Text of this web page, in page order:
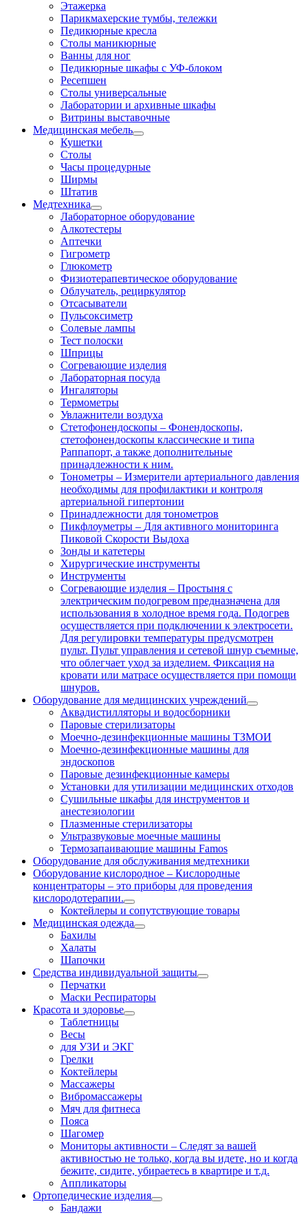
Этажерка
Парикмахерские тумбы, тележки
Педикюрные кресла
Столы маникюрные
Ванны для ног
Педикюрные шкафы с УФ-блоком
Ресепшен
Столы универсальные
Лаборатории и архивные шкафы
Витрины выставочные
Медицинская мебель
Кушетки
Столы
Часы процедурные
Ширмы
Штатив
Медтехника
Лабораторное оборудование
Алкотестеры
Аптечки
Гигрометр
Глюкометр
Физиотерапевтическое оборудование
Облучатель, рециркулятор
Отсасыватели
Пульсоксиметр
Солевые лампы
Тест полоски
Шприцы
Согревающие изделия
Лабораторная посуда
Ингаляторы
Термометры
Увлажнители воздуха
Стетофонендоскопы – Фонендоскопы,
стетофонендоскопы классические и типа
Раппапорт, а также дополнительные
принадлежности к ним.
Тонометры – Измерители артериального давления
необходимы для профилактики и контроля
артериальной гипертонии
Принадлежности для тонометров
Пикфлоуметры – Для активного мониторинга
Пиковой Скорости Выдоха
Зонды и катетеры
Хирургические инструменты
Инструменты
Согревающие изделия – Простыня с
электрическим подогревом предназначена для
использования в холодное время года. Подогрев
осуществляется при подключении к электросети.
Для регулировки температуры предусмотрен
пульт. Пульт управления и сетевой шнур съемные,
что облегчает уход за изделием. Фиксация на
кровати или матрасе осуществляется при помощи
шнуров.
Оборудование для медицинских учреждений
Аквадистилляторы и водосборники
Паровые стерилизаторы
Моечно-дезинфекционные машины ТЗМОИ
Моечно-дезинфекционные машины для
эндоскопов
Паровые дезинфекционные камеры
Установки для утилизации медицинских отходов
Сушильные шкафы для инструментов и
анестезиологии
Плазменные стерилизаторы
Ультразвуковые моечные машины
Термозапаивающие машины Famos
Оборудование для обслуживания медтехники
Оборудование кислородное – Кислородные
концентраторы – это приборы для проведения
кислородотерапии.
Коктейлеры и сопутствующие товары
Медицинская одежда
Бахилы
Халаты
Шапочки
Средства индивидуальной защиты
Перчатки
Маски Респираторы
Красота и здоровье
Таблетницы
Весы
для УЗИ и ЭКГ
Грелки
Коктейлеры
Массажеры
Вибромассажеры
Мяч для фитнеса
Пояса
Шагомер
Мониторы активности – Следят за вашей
активностью не только, когда вы идете, но и когда
бежите, сидите, убираетесь в квартире и т.д.
Аппликаторы
Ортопедические изделия
Бандажи